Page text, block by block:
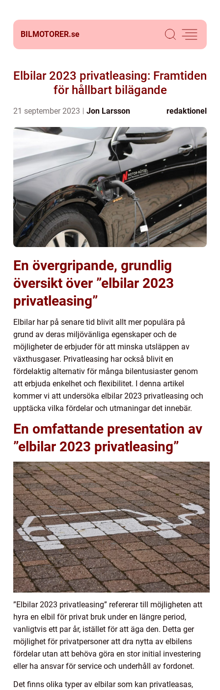
BILMOTORER.se
Elbilar 2023 privatleasing: Framtiden
för hållbart bilägande
21 september 2023 Jon Larsson redaktionel
En övergripande, grundlig
översikt över ”elbilar 2023
privatleasing”
Elbilar har på senare tid blivit allt mer populära på
grund av deras miljövänliga egenskaper och de
möjligheter de erbjuder för att minska utsläppen av
växthusgaser. Privatleasing har också blivit en
fördelaktig alternativ för många bilentusiaster genom
att erbjuda enkelhet och flexibilitet. I denna artikel
kommer vi att undersöka elbilar 2023 privatleasing och
upptäcka vilka fördelar och utmaningar det innebär.
En omfattande presentation av
”elbilar 2023 privatleasing”
”Elbilar 2023 privatleasing” refererar till möjligheten att
hyra en elbil för privat bruk under en längre period,
vanligtvis ett par år, istället för att äga den. Detta ger
möjlighet för privatpersoner att dra nytta av elbilens
fördelar utan att behöva göra en stor initial investering
eller ha ansvar för service och underhåll av fordonet.
Det finns olika typer av elbilar som kan privatleasas,